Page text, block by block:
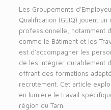
Les Groupements
Qualification (GEIQ) jouent
professionnelle, notamment
comme le Bâtiment et les
est d’accompagner les
de les intégrer durablement
offrant des formations
recrutement. Cet article
en lumière le travail
région du Tarn.